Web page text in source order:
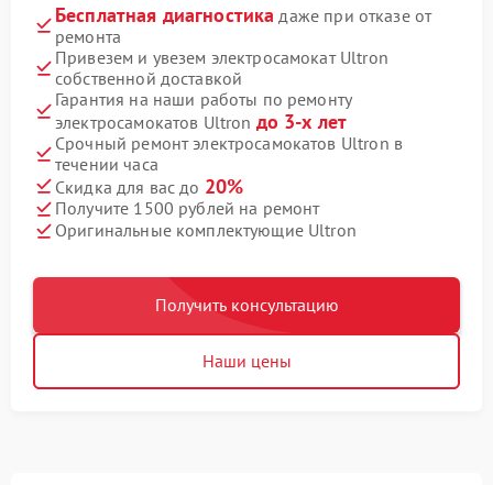
Бесплатная диагностика даже при отказе от
ремонта
Привезем и увезем электросамокат Ultron
собственной доставкой
Гарантия на наши работы по ремонту
электросамокатов Ultron до 3-х лет
Срочный ремонт электросамокатов Ultron в
течении часа
Скидка для вас до 20%
Получите 1500 рублей на ремонт
Оригинальные комплектующие Ultron
Получить консультацию
Наши цены